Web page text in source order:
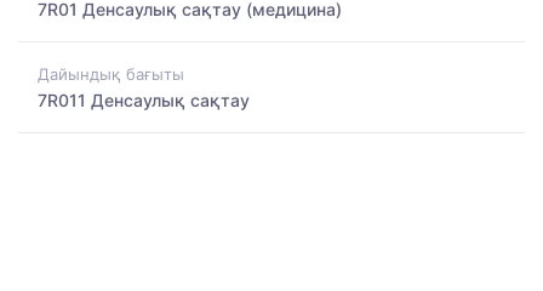
7R01 Денсаулық сақтау (медицина)
Дайындық бағыты
7R011 Денсаулық сақтау